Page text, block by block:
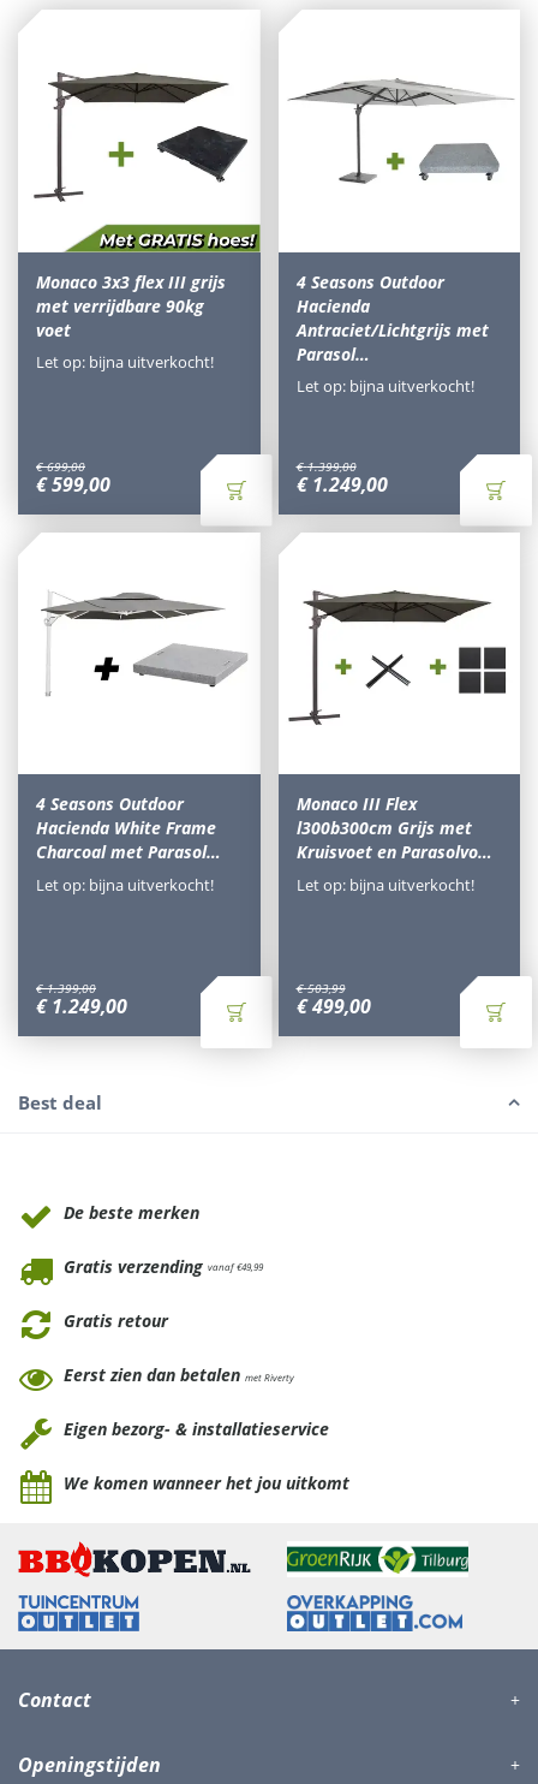
Monaco 3x3 flex III grijs
met verrijdbare 90kg
voet
€ 699,00
€599,00
Let op: bijna uitverkocht!
4 Seasons Outdoor
Hacienda
Antraciet/Lichtgrijs met
Parasol…
€ 1.399,00
€ 1.249,00
Let op: bijna uitverkocht!
4 Seasons Outdoor
Hacienda White Frame
Charcoal met Parasol…
€ 1.399,00
€ 1.249,00
Let op: bijna uitverkocht!
Monaco III Flex
l300b300cm Grijs met
Kruisvoet en Parasolvo…
€ 503,99
€ 499,00
Let op: bijna uitverkocht!
Best deal
De beste merken
Gratis verzending vanaf €49,99
Gratis retour
Eerst zien dan betalen met Riverty
Eigen bezorg- & installatieservice
We komen wanneer het jou uitkomt
Contact
Openingstijden